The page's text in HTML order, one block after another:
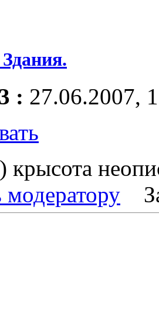
: 27.06.2007,
крысота